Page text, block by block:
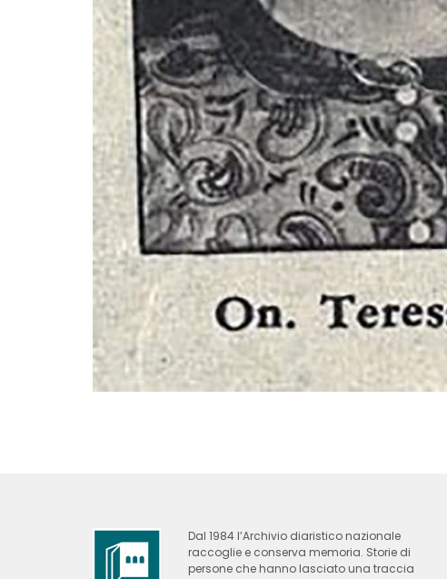
Dal 1984 l’Archivio diaristico nazionale
raccoglie e conserva memoria. Storie di
persone che hanno lasciato una traccia